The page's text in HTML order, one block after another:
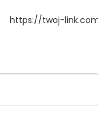
https://twoj-